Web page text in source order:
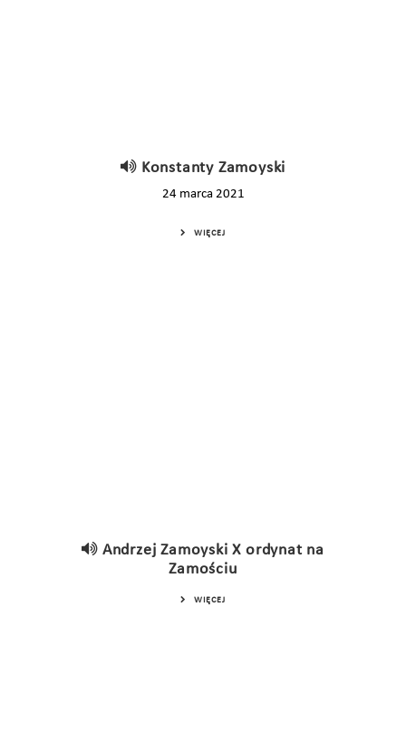
Konstanty Zamoyski
24 marca 2021
WIĘCEJ
Andrzej Zamoyski X ordynat na
Zamościu
WIĘCEJ